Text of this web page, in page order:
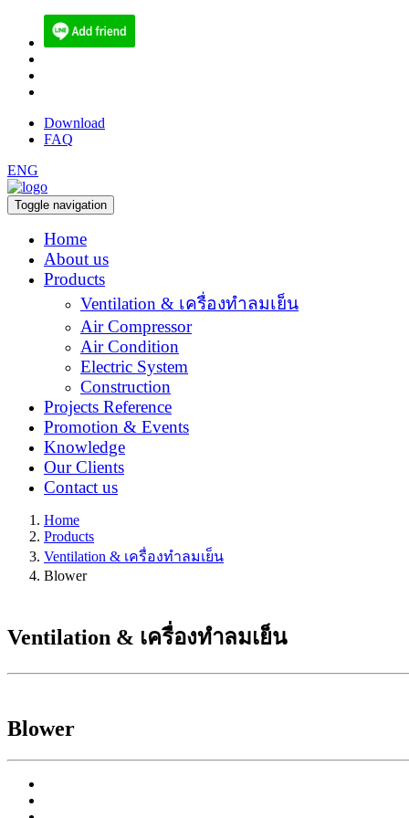
Download
FAQ
ENG
Toggle navigation
Home
About us
Products
Ventilation & เครื่องทำลมเย็น
Air Compressor
Air Condition
Electric System
Construction
Projects Reference
Promotion & Events
Knowledge
Our Clients
Contact us
Home
Products
Ventilation & เครื่องทำลมเย็น
Blower
Ventilation & เครื่องทำลมเย็น
Blower